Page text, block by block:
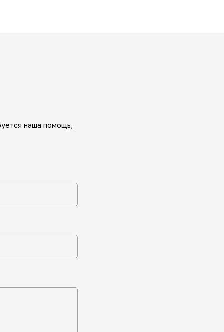
наша помощь,